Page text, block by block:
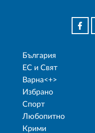
България
ЕС и Свят
Варна<+>
Избрано
Спорт
Любопитно
Крими